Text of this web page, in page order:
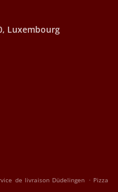
Luxembourg
de livraison Düdelingen . Pizza